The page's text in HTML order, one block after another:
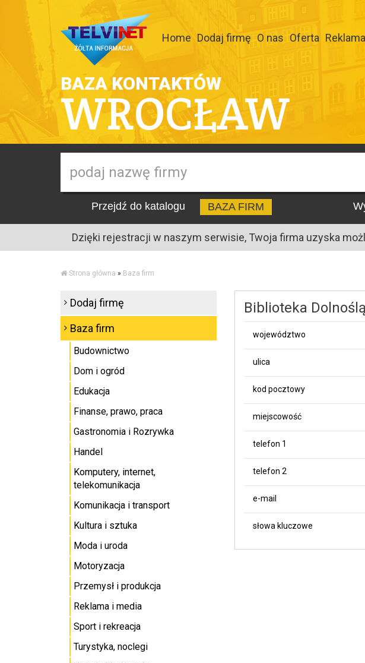
Home Dodaj firmę O nas Oferta Reklama
BAZA KONTAKTÓW
WROCŁAW
Przejdź do katalogu BAZA FIRM
Dzięki rejestracji w naszym serwisie, Twoja firma uzyska
Strona główna » Baza firm
Biblioteka
województwo
ulica
kod pocztowy
miejscowość
telefon 1
telefon 2
e-mail
słowa kluczowe
Dodaj firmę
Baza firm
Budownictwo
Dom i ogród
Edukacja
Finanse, prawo, praca
Gastronomia i Rozrywka
Handel
Komputery, internet,
telekomunikacja
Komunikacja i transport
Kultura i sztuka
Moda i uroda
Motoryzacja
Przemysł i produkcja
Reklama i media
Sport i rekreacja
Turystyka, noclegi